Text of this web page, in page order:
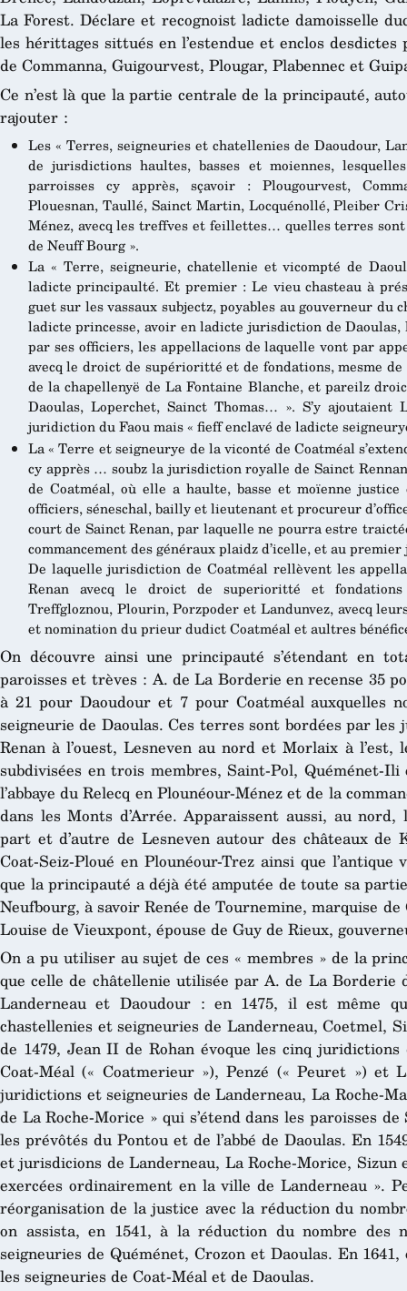
La Forest. Déclare et recognoist ladicte damoisselle
les hérittages sittués en l’estendue et enclos
de Commanna, Guigourvest, Plougar, Plabennec et
Ce n’est là que la partie centrale de la principauté,
rajouter :
Les « Terres, seigneuries et chatellenies de Daoudour,
de jurisdictions haultes, basses et moiennes,
parroisses cy apprès, sçavoir : Plougourvest,
Plouesnan, Taullé, Sainct Martin, Locquénollé, Pleiber
Ménez, avecq les treffves et feillettes… quelles terres
de Neuff Bourg ».
La « Terre, seigneurie, chatellenie et vicompté de
ladicte principaulté. Et premier : Le vieu chasteau à
guet sur les vassaux subjectz, poyables au gouverneur du
ladicte princesse, avoir en ladicte jurisdiction de Daoulas,
par ses officiers, les appellacions de laquelle vont par
avecq le droict de supérioritté et de fondations, mesme de
de la chapellenyë de La Fontaine Blanche, et pareilz
Daoulas, Loperchet, Sainct Thomas… ». S’y
juridiction du Faou mais « fieff enclavé de ladicte
La « Terre et seigneurye de la viconté de Coatméal
cy apprès … soubz la jurisdiction royalle de Sainct
de Coatméal, où elle a haulte, basse et moïenne
officiers, séneschal, bailly et lieutenant et procureur
court de Sainct Renan, par laquelle ne pourra estre
commancement des généraux plaidz d’icelle, et au
De laquelle jurisdiction de Coatméal rellèvent les
Renan avecq le droict de superioritté et
Treffgloznou, Plourin, Porzpoder et Landunvez, avecq
et nomination du prieur dudict Coatméal et aultres
On découvre ainsi une principauté s’étendant en
paroisses et trèves : A. de La Borderie en recense 35
à 21 pour Daoudour et 7 pour Coatméal auxquelles
seigneurie de Daoulas. Ces terres sont bordées par
Renan à l’ouest, Lesneven au nord et Morlaix à
subdivisées en trois membres, Saint-Pol, Quéménet-
l’abbaye du Relecq en Plounéour-Ménez et de la
dans les Monts d’Arrée. Apparaissent aussi, au
part et d’autre de Lesneven autour des châteaux
Coat-Seiz-Ploué en Plounéour-Trez ainsi que
que la principauté a déjà été amputée de toute sa
Neufbourg, à savoir Renée de Tournemine, marquise
Louise de Vieuxpont, épouse de Guy de Rieux,
On a pu utiliser au sujet de ces « membres » de la
que celle de châtellenie utilisée par A. de La Borderie
Landerneau et Daoudour : en 1475, il est même
chastellenies et seigneuries de Landerneau, Coetmel,
de 1479, Jean II de Rohan évoque les cinq
Coat-Méal (« Coatmerieur »), Penzé (« Peuret ») et
juridictions et seigneuries de Landerneau, La Roche-
de La Roche-Morice » qui s’étend dans les paroisses
les prévôtés du Pontou et de l’abbé de Daoulas. En
et jurisdicions de Landerneau, La Roche-Morice,
exercées ordinairement en la ville de Landerneau ».
réorganisation de la justice avec la réduction du
on assista, en 1541, à la réduction du nombre des
seigneuries de Quéménet, Crozon et Daoulas. En
les seigneuries de Coat-Méal et de Daoulas.